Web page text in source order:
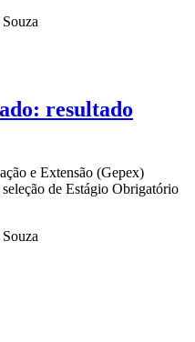
resultado
e Extensão (Gepex)
de Estágio Obrigatório